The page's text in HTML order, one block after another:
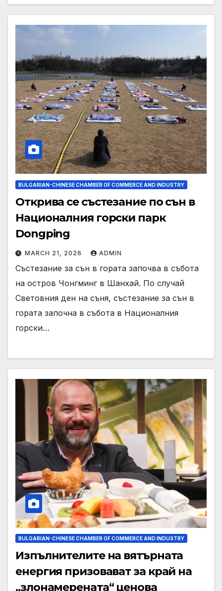
BULGARIAN-CHINESE CHAMBER OF COMMERCE AND INDUSTRY
Открива се състезание по сън в
Националния горски парк
Dongping
MARCH 21, 2026 ADMIN
Състезание за сън в гората започва в събота
на остров Чонгминг в Шанхай. По случай
Световния ден на съня, състезание за сън в
гората започна в събота в Националния
горски…
BULGARIAN-CHINESE CHAMBER OF COMMERCE AND INDUSTRY
Изпълнителите на вятърната
енергия призовават за край на
„злонамерената“ ценова